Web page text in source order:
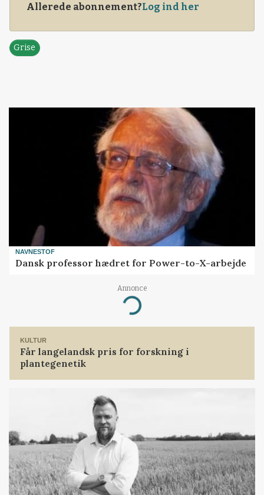
Allerede abonnement?Log ind her
Grise
NAVNESTOF
Dansk professor hædret for Power-to-X-arbejde
Annonce
Loading...
KULTUR
Får langelandsk pris for forskning i
plantegenetik